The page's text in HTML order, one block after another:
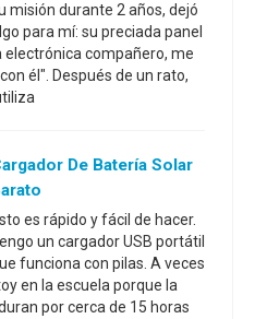
misión durante 2 años, dejó
para mí: su preciada panel
electrónica compañero, me
él". Después de un rato,
De Batería Solar
es rápido y fácil de hacer.
un cargador USB portátil
funciona con pilas. A veces
en la escuela porque la
por cerca de 15 horas